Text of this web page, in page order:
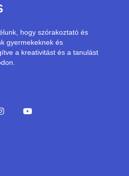
hogy szórakoztató és
gyermekeknek és
a kreativitást és a tanulást